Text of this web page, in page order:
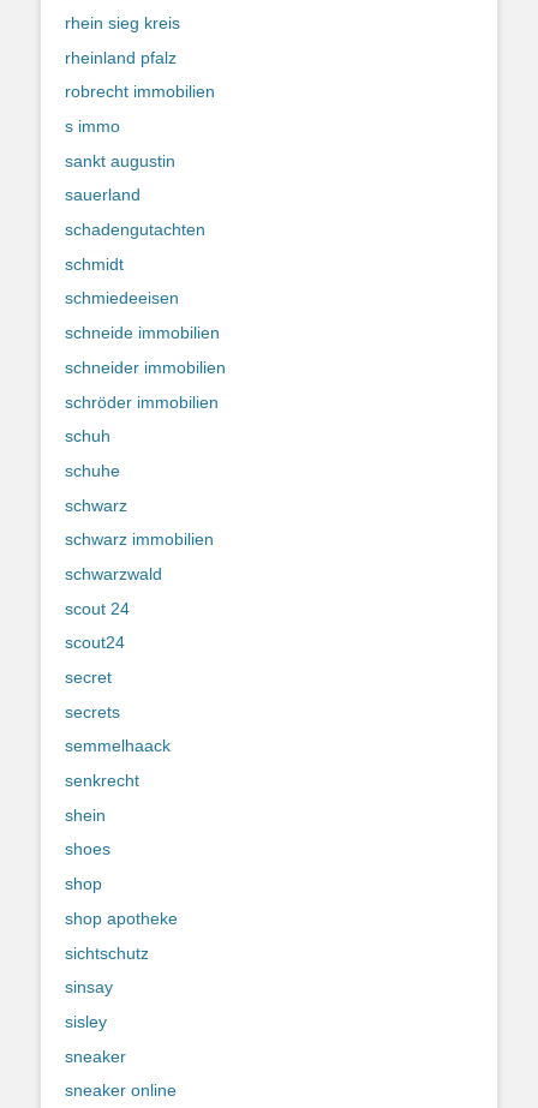
rhein sieg kreis
rheinland pfalz
robrecht immobilien
s immo
sankt augustin
sauerland
schadengutachten
schmidt
schmiedeeisen
schneide immobilien
schneider immobilien
schröder immobilien
schuh
schuhe
schwarz
schwarz immobilien
schwarzwald
scout 24
scout24
secret
secrets
semmelhaack
senkrecht
shein
shoes
shop
shop apotheke
sichtschutz
sinsay
sisley
sneaker
sneaker online